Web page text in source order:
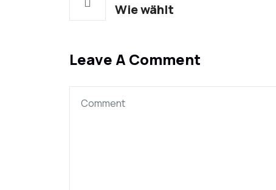
Wie wählt
Leave A Comment